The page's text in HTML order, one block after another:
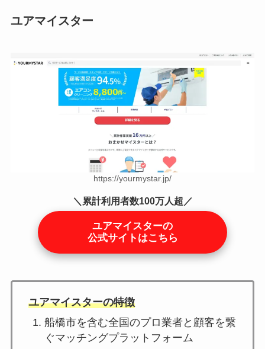
ユアマイスター
https://yourmystar.jp/
＼累計利用者数100万人超／
ユアマイスターの
公式サイトはこちら
ユアマイスターの特徴
船橋市を含む全国のプロ業者と顧客を繋
ぐマッチングプラットフォーム